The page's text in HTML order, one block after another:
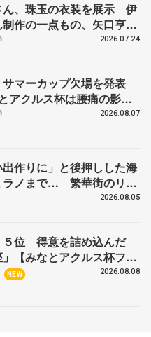
ん、珠玉の衣装を展示 伊
作の一点もの、矢口亨さ
2026.07.24
サマーカップ欠場を発表
アクルス杯は腰痛の影響
2026.08.07
作りに」と後押しした海
ラノまで… 繁華街のリン
のお兄さんも味方に 小林
2026.08.05
５位 得意を詰め込んだ
」【みなとアクルス杯フリ
NEW 2026.08.08